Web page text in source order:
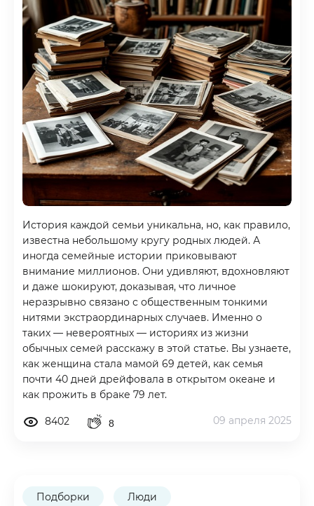
История каждой семьи уникальна, но, как правило,
известна небольшому кругу родных людей. А
иногда семейные истории приковывают
внимание миллионов. Они удивляют, вдохновляют
и даже шокируют, доказывая, что личное
неразрывно связано с общественным тонкими
нитями экстраординарных случаев. Именно о
таких — невероятных — историях из жизни
обычных семей расскажу в этой статье. Вы узнаете,
как женщина стала мамой 69 детей, как семья
почти 40 дней дрейфовала в открытом океане и
как прожить в браке 79 лет.
8402 8 09 апреля 2025
Подборки Люди